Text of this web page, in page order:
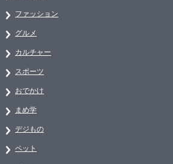
ファッション
グルメ
カルチャー
スポーツ
おでかけ
まめ学
デジもの
ペット